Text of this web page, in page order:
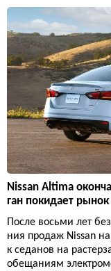
Nissan Altima
ган покидает рынок
После восьми лет
ния продаж Nissan
к седанов на
обещаниям